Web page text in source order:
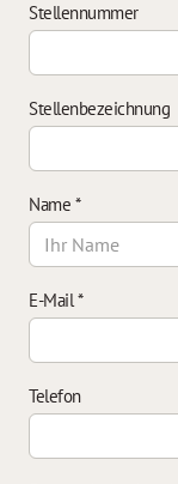
Stellennummer
Stellenbezeichnung
Name *
E-Mail*
Telefon